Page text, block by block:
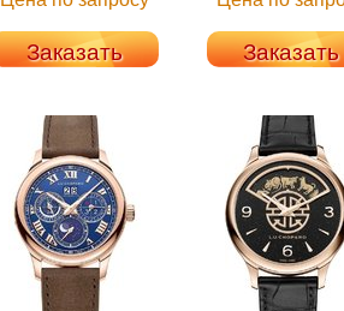
Заказать Заказать